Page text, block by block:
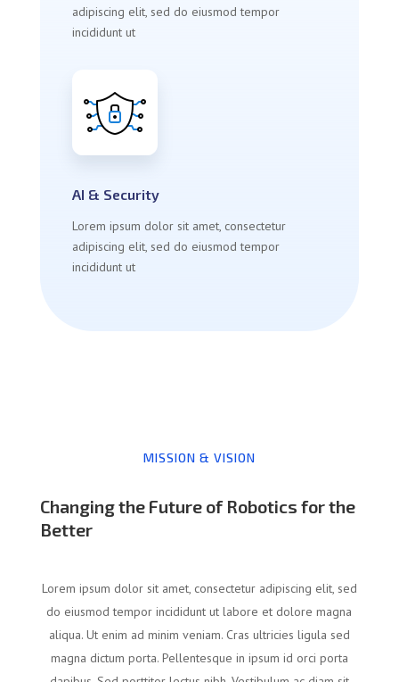
adipiscing elit, sed do eiusmod tempor
incididunt ut
AI & Security
Lorem ipsum dolor sit amet, consectetur
adipiscing elit, sed do eiusmod tempor
incididunt ut
MISSION & VISION
Changing the Future of Robotics for the
Better
Lorem ipsum dolor sit amet, consectetur adipiscing elit, sed
do eiusmod tempor incididunt ut labore et dolore magna
aliqua. Ut enim ad minim veniam. Cras ultricies ligula sed
magna dictum porta. Pellentesque in ipsum id orci porta